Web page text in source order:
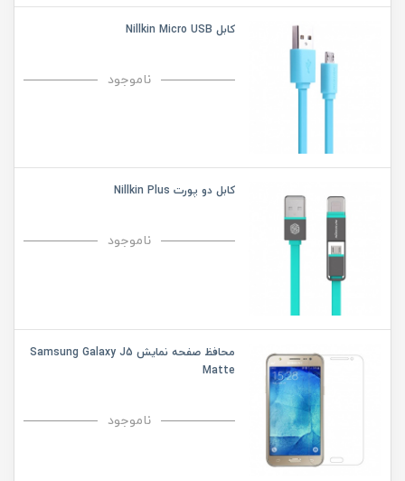
کابل Nillkin Micro USB
ناموجود
کابل دو پورت Nillkin Plus
ناموجود
محافظ صفحه نمایش Samsung Galaxy J5
Matte
ناموجود